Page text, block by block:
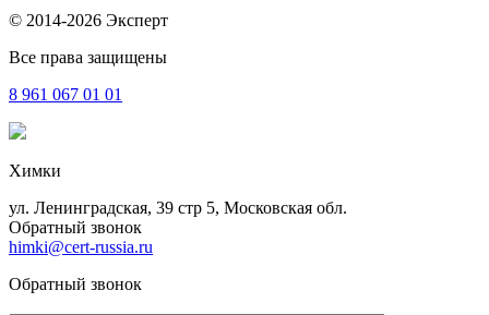
© 2014-2026 Эксперт
Все права защищены
8 961 067 01 01
Химки
ул. Ленинградская, 39 стр 5, Московская обл.
Обратный звонок
himki@cert-russia.ru
Обратный звонок